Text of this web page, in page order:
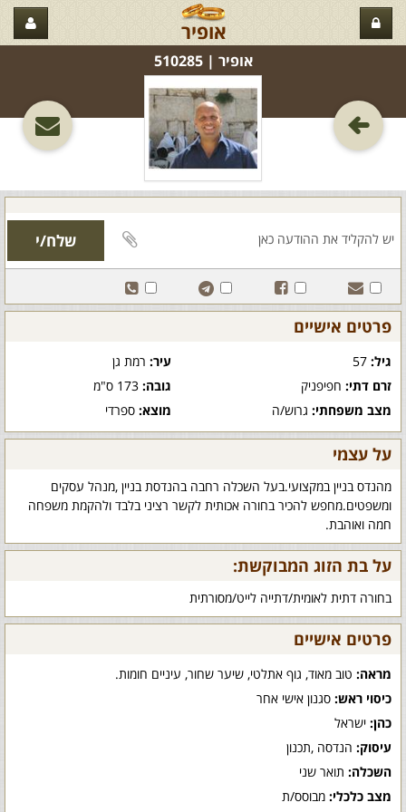
אופיר
אופיר‏ | 510285
פרטים אישיים
גיל: עיר:רמת גן
זרם דתי: חפיפניק גובה:173 ס"מ
מצב משפחתי: גרוש/ה מוצא:ספרדי
על עצמי
מהנדס בניין במקצועי.בעל השכלה רחבה בהנדסת בניין ,מנהל עסקים
ומשפטים.מחפש להכיר בחורה אכותית לקשר רציני בלבד ולהקמת משפחה
חמה ואוהבת.
על בת הזוג המבוקשת:
בחורה דתית לאומית/דתייה לייט/מסורתית
פרטים אישיים
מראה: טוב מאוד, גוף אתלטי, שיער שחור, עיניים חומות.
כיסוי ראש: סגנון אישי אחר
כהן: ישראל
עיסוק: הנדסה ,תכנון
השכלה: תואר שני
מצב כלכלי: מבוסס/ת